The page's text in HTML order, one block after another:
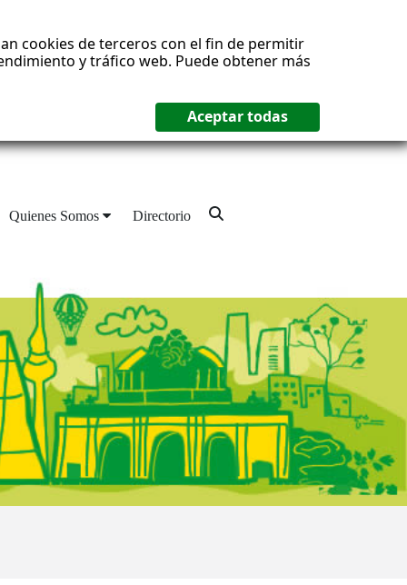
cookies de terceros con el fin de permitir
y tráfico web. Puede obtener más
Quienes Somos Directorio